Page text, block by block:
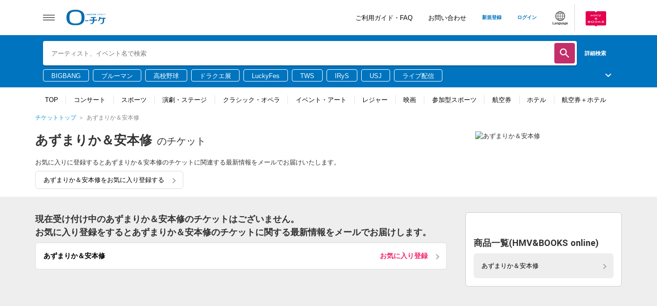
ご利用ガイド・FAQ お問い合わせ 新規登録 ログイン
Language
詳細検索
BIGBANG ブルーマン 高校野球 ドラクエ展 LuckyFes TWS IRyS USJ ライブ配信
TOP コンサート スポーツ 演劇・ステージ クラシック・オペラ イベント・アート レジャー 映画 参加型スポーツ 航空券 ホテル 航空券＋ホテル
チケットトップ あずまりか＆安本修
あずまりか＆安本修 のチケット
お気に入りに登録するとあずまりか＆安本修のチケットに関連する最新情報をメールでお届けいたします。
あずまりか＆安本修をお気に入り登録する
現在受け付け中のあずまりか＆安本修のチケットはございません。
お気に入り登録をするとあずまりか＆安本修のチケットに関する最新情報をメールでお届けします。
あずまりか＆安本修 お気に入り登録
商品一覧(HMV&BOOKS online)
あずまりか＆安本修